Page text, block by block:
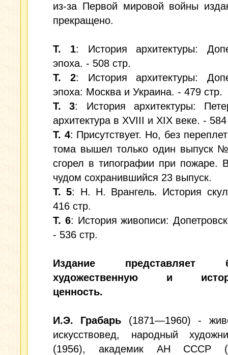
из-за Первой мировой войны
прекращено.
Т. 1: История архитектуры:
эпоха. - 508 стр.
Т. 2: История архитектуры:
эпоха: Москва и Украина. - 479 стр.
Т. 3: История архитектуры:
архитектура в XVIII и XIX веке. -
Т. 4: Присутствует. Но, без
тома вышел только один выпуск
сгорел в типографии при пожаре.
чудом сохранившийся 23 выпуск.
Т. 5: Н. Н. Врангель. История
416 стр.
Т. 6: История живописи:
- 536 стр.
Издание представляет
художественную и
ценность.
И.Э. Грабарь (1871—1960) -
искусствовед, народный
(1956), академик АН СССР